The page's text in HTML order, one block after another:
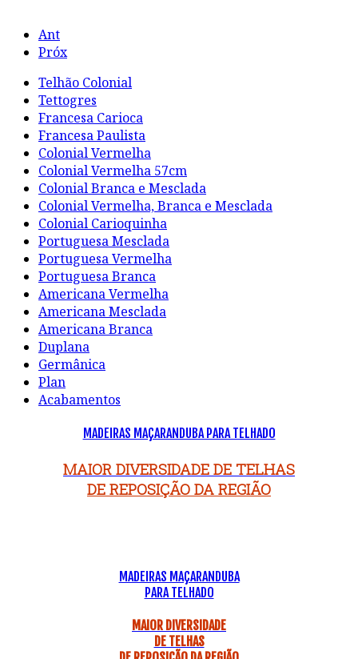
Ant
Próx
Telhão Colonial
Tettogres
Francesa Carioca
Francesa Paulista
Colonial Vermelha
Colonial Vermelha 57cm
Colonial Branca e Mesclada
Colonial Vermelha, Branca e Mesclada
Colonial Carioquinha
Portuguesa Mesclada
Portuguesa Vermelha
Portuguesa Branca
Americana Vermelha
Americana Mesclada
Americana Branca
Duplana
Germânica
Plan
Acabamentos
MADEIRAS MAÇARANDUBA PARA TELHADO
MAIOR DIVERSIDADE DE TELHAS
DE REPOSIÇÃO DA REGIÃO
MADEIRAS MAÇARANDUBA
PARA TELHADO
MAIOR DIVERSIDADE
DE TELHAS